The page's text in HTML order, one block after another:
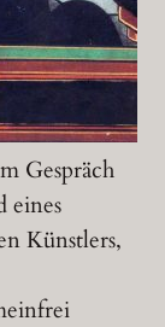
Gespräch
eines
Künstlers,